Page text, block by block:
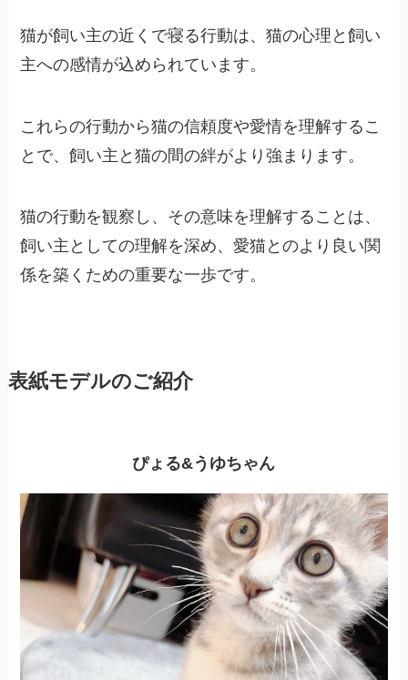
猫が飼い主の近くで寝る行動は、猫の心理と飼い
主への感情が込められています。
これらの行動から猫の信頼度や愛情を理解するこ
とで、飼い主と猫の間の絆がより強まります。
猫の行動を観察し、その意味を理解することは、
飼い主としての理解を深め、愛猫とのより良い関
係を築くための重要な一歩です。
表紙モデルのご紹介
ぴょる&うゆちゃん